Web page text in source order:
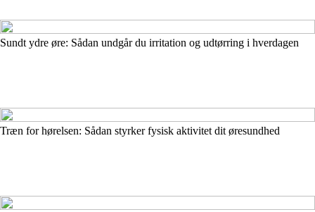
Sundt ydre øre: Sådan undgår du irritation og udtørring i hverdagen
Træn for hørelsen: Sådan styrker fysisk aktivitet dit øresundhed